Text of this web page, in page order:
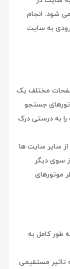
شود. انجام
به سایت
مختلف یک
جستجو
به درستی درک
سایر سایت ها
سوی دیگر
موتورهای
طور کامل به
مستقیمی